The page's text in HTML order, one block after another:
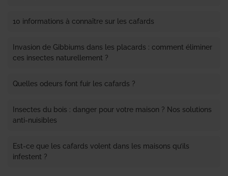
10 informations à connaître sur les cafards
Invasion de Gibbiums dans les placards : comment éliminer
ces insectes naturellement ?
Quelles odeurs font fuir les cafards ?
Insectes du bois : danger pour votre maison ? Nos solutions
anti-nuisibles
Est-ce que les cafards volent dans les maisons qu’ils
infestent ?